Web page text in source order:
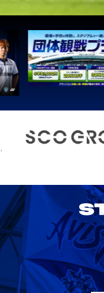
グ 鹿島アント
パ福岡
Ｃ大阪
長崎
清水
川崎Ｆ
浦和
横浜FM